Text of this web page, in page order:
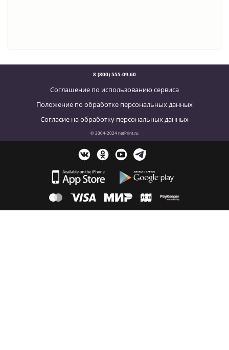
8 (800) 555-09-60
Соглашение по использованию сервиса
Положение по обработке персональных данных
Согласие на обработку персональных данных
© 2004-2024 netPrint.ru